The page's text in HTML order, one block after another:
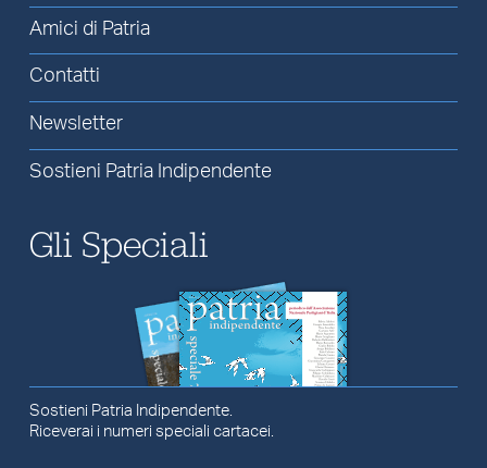
Amici di Patria
Contatti
Newsletter
Sostieni Patria Indipendente
Gli Speciali
Sostieni Patria Indipendente.
Riceverai i numeri speciali cartacei.